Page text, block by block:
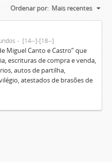
Ordenar por: Mais recentes
[14--]-[18--]
Miguel Canto e Castro” que
escrituras de compra e venda,
autos de partilha,
atestados de brasões de